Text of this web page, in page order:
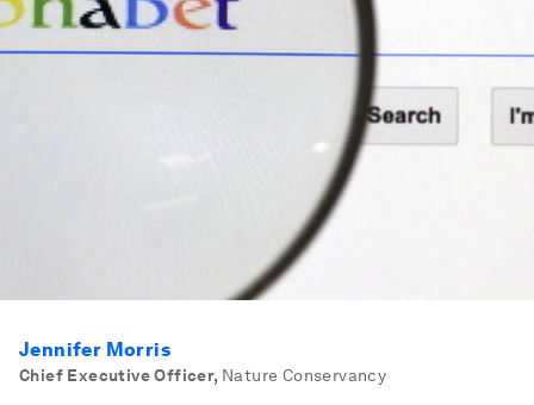
Jennifer Morris
Chief Executive Officer, Nature Conservancy